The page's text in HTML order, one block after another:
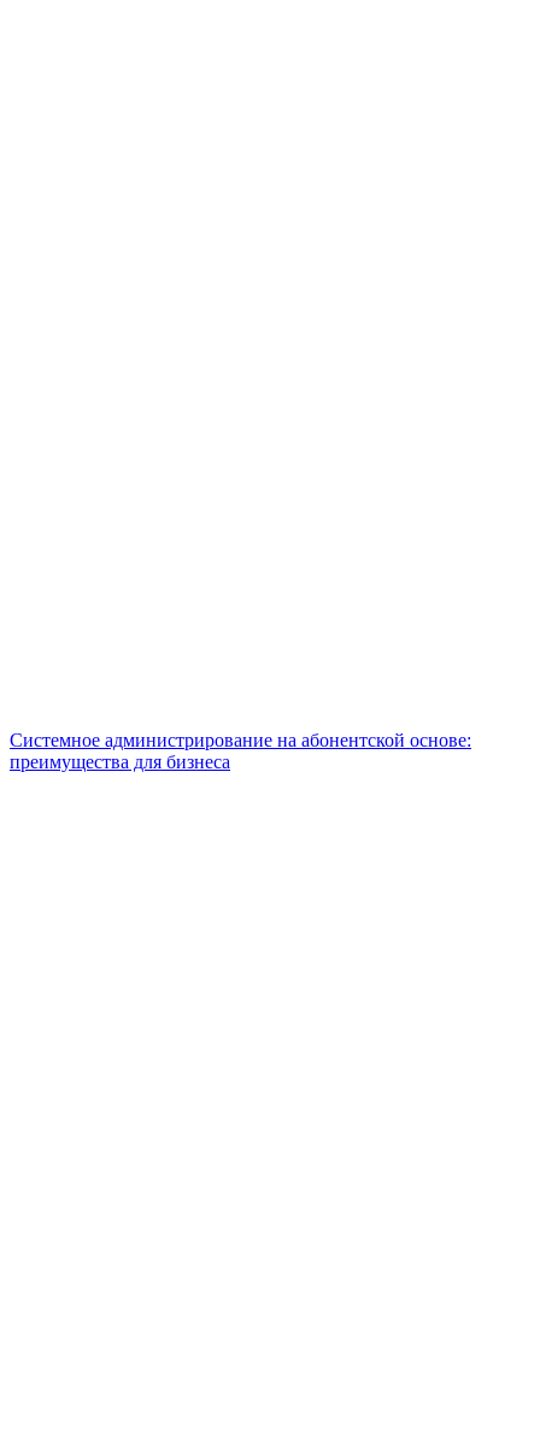
Системное администрирование на абонентской основе:
преимущества для бизнеса